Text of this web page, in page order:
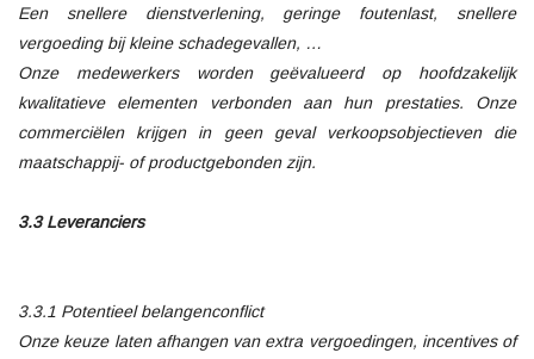
Een snellere dienstverlening, geringe foutenlast, snellere
vergoeding bij kleine schadegevallen, …
Onze medewerkers worden geëvalueerd op hoofdzakelijk
kwalitatieve elementen verbonden aan hun prestaties. Onze
commerciëlen krijgen in geen geval verkoopsobjectieven die
maatschappij- of productgebonden zijn.
3.3 Leveranciers
3.3.1 Potentieel belangenconflict
Onze keuze laten afhangen van extra vergoedingen, incentives of